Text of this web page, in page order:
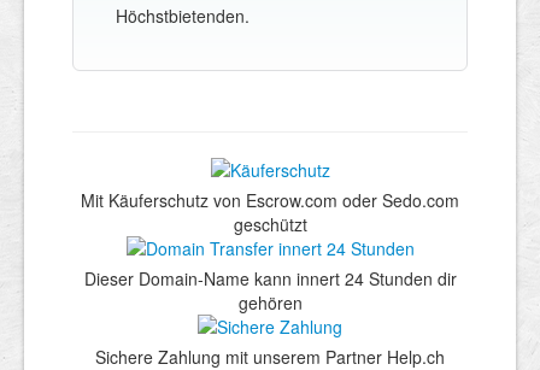
Höchstbietenden.
Mit Käuferschutz von Escrow.com oder Sedo.com
geschützt
Dieser Domain-Name kann innert 24 Stunden dir
gehören
Sichere Zahlung mit unserem Partner Help.ch